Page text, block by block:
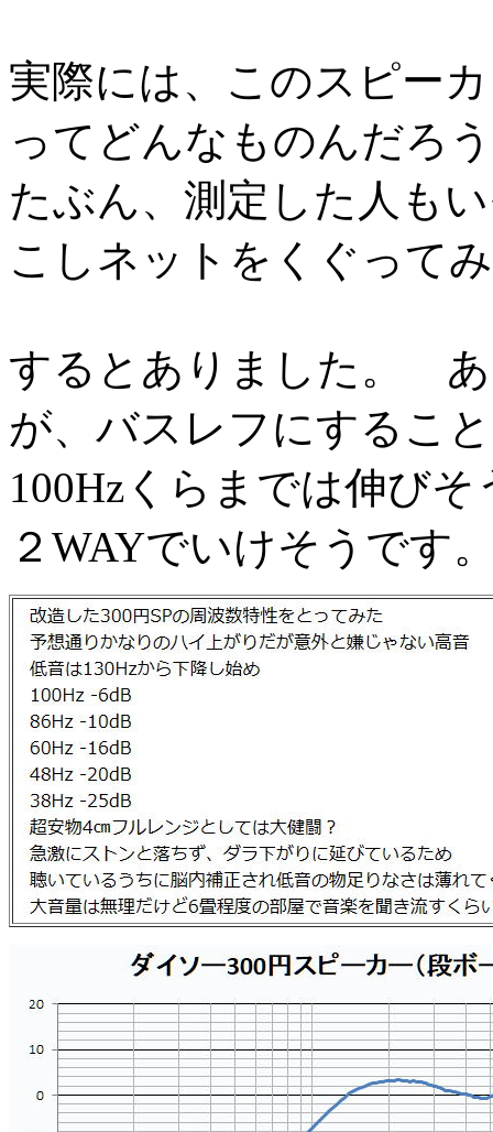
実際には、このスピー
ってどんなものんだろ
たぶん、測定した人も
こしネットをくぐって
するとありました。
が、バスレフにするこ
100Hzくらまでは伸び
２WAYでいけそうです